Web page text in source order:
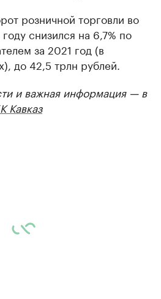
розничной торговли во
снизился на 6,7% по
за 2021 год (в
до 42,5 трлн рублей.
и важная информация — в
Кавказ